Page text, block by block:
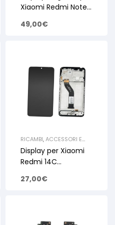
DISPLAY XIAOMI
Xiaomi Redmi Note
56000700O7E00
49,00€
RICAMBI,ACCESSORI E
RICAMBI PER SMARTPHONE
E TABLET, RICAMBI XIAOMI
DISPLAY XIAOMI
Display per Xiaomi
Redmi 14C
Lcd Touch + Frame
27,00€